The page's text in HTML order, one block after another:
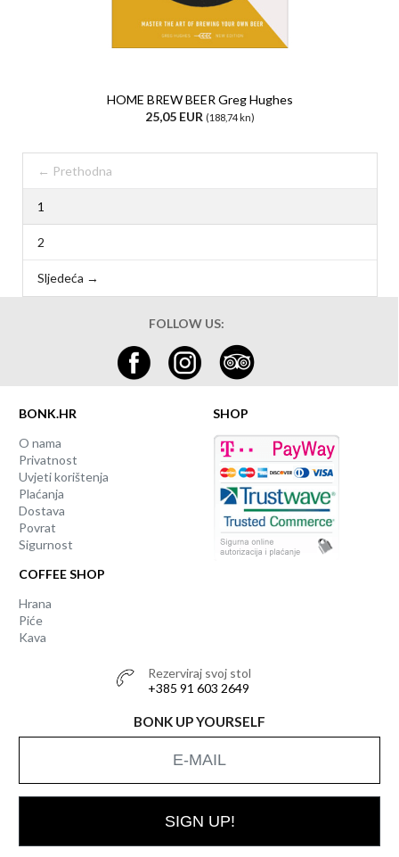
HOME BREW BEER Greg Hughes
25,05 EUR (188,74 kn)
← Prethodna
1
2
Sljedeća →
FOLLOW US:
BONK.HR
O nama
Privatnost
Uvjeti korištenja
Plaćanja
Dostava
Povrat
Sigurnost
COFFEE SHOP
Hrana
Piće
Kava
SHOP
Rezerviraj svoj stol
+385 91 603 2649
BONK UP YOURSELF
SIGN UP!